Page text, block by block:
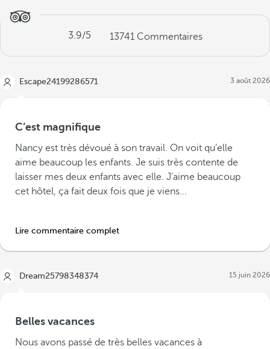
3.9/5 13741 Commentaires
Escape24199286571 3 août 2026
C’est magnifique
Nancy est très dévoué à son travail. On voit qu’elle
aime beaucoup les enfants. Je suis très contente de
laisser mes deux enfants avec elle. J’aime beaucoup
cet hôtel, ça fait deux fois que je viens...
Lire commentaire complet
Dream25798348374 15 juin 2026
Belles vacances
Nous avons passé de très belles vacances à